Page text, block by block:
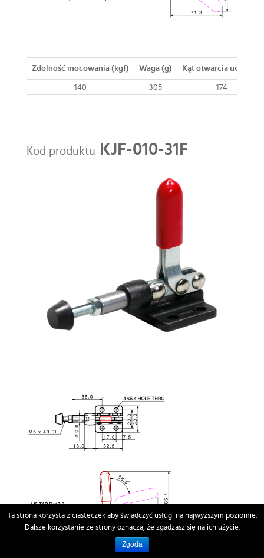
Zdolność mocowania (kgf) Waga (g) Kąt otwarcia uchwytu
140 305 174
Kod produktu KJF-010-31F
Ta strona korzysta z ciasteczek aby świadczyć usługi na najwyższym poziomie.
Dalsze korzystanie ze strony oznacza, że zgadzasz się na ich użycie.
Zgoda